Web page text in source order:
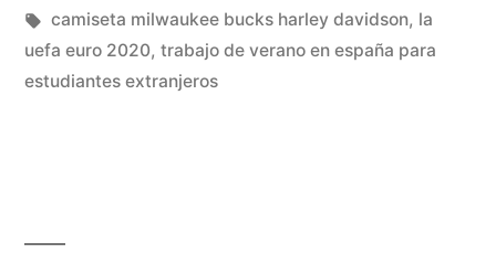
en
Etiquetas:
camiseta milwaukee bucks harley davidson, la
uefa euro 2020, trabajo de verano en españa para
estudiantes extranjeros